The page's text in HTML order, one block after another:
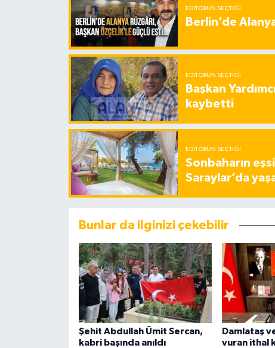
EDITÖRÜN SEÇTIĞI
Berlin’de
EDITÖRÜN SEÇTIĞI
Başkan
kaybetti
EDITÖRÜN SEÇTIĞI
Sonbaharın
Saraylar’da
Bunlar da ilginizi çekebilir
Şehit Abdullah Ümit Sercan,
kabri başında anıldı
Damlataş
vuran ithal